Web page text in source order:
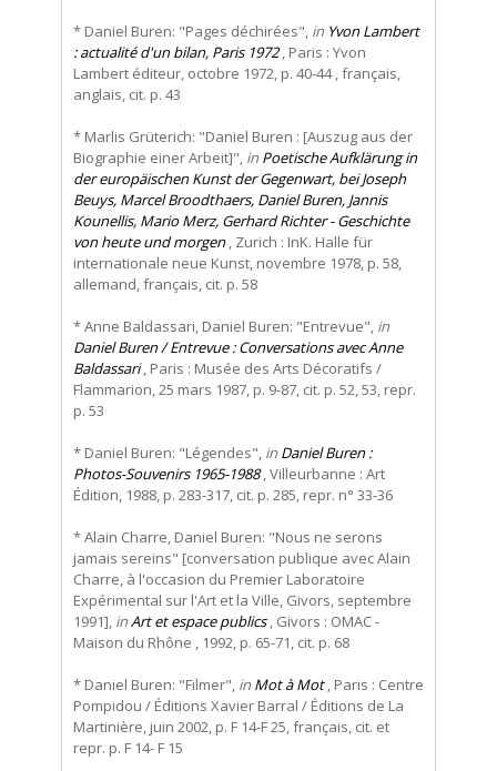
* Daniel Buren: "Pages déchirées", in Yvon Lambert
: actualité d'un bilan, Paris 1972, Paris : Yvon
Lambert éditeur, octobre 1972, p. 40-44 , français,
anglais, cit. p. 43
* Marlis Grüterich: "Daniel Buren : [Auszug aus der
Biographie einer Arbeit]", in Poetische Aufklärung in
der europäischen Kunst der Gegenwart, bei Joseph
Beuys, Marcel Broodthaers, Daniel Buren, Jannis
Kounellis, Mario Merz, Gerhard Richter - Geschichte
von heute und morgen, Zurich : InK. Halle für
internationale neue Kunst, novembre 1978, p. 58,
allemand, français, cit. p. 58
* Anne Baldassari, Daniel Buren: "Entrevue", in
Daniel Buren / Entrevue : Conversations avec Anne
Baldassari, Paris : Musée des Arts Décoratifs /
Flammarion, 25 mars 1987, p. 9-87, cit. p. 52, 53, repr.
p. 53
* Daniel Buren: "Légendes", in Daniel Buren :
Photos-Souvenirs 1965-1988, Villeurbanne : Art
Édition, 1988, p. 283-317, cit. p. 285, repr. n° 33-36
* Alain Charre, Daniel Buren: "Nous ne serons
jamais sereins" [conversation publique avec Alain
Charre, à l'occasion du Premier Laboratoire
Expérimental sur l'Art et la Ville, Givors, septembre
1991], inArt et espace publics, Givors : OMAC -
Maison du Rhône , 1992, p. 65-71, cit. p. 68
* Daniel Buren: "Filmer", in Mot à Mot, Paris : Centre
Pompidou / Éditions Xavier Barral / Éditions de La
Martinière, juin 2002, p. F 14-F 25, français, cit. et
repr. p. F 14- F 15